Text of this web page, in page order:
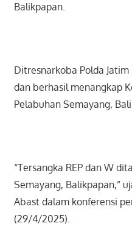
Balikpapan.
Ditresnarkoba Polda
dan berhasil menangkap
Pelabuhan Semayang,
“Tersangka REP dan W
Semayang, Balikpapan,”
Abast dalam konferensi
(29/4/2025).